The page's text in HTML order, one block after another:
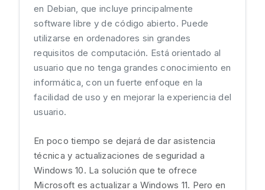
en Debian, que incluye principalmente
software libre y de código abierto. Puede
utilizarse en ordenadores sin grandes
requisitos de computación. Está orientado al
usuario que no tenga grandes conocimiento en
informática, con un fuerte enfoque en la
facilidad de uso y en mejorar la experiencia del
usuario.
En poco tiempo se dejará de dar asistencia
técnica y actualizaciones de seguridad a
Windows 10. La solución que te ofrece
Microsoft es actualizar a Windows 11. Pero en